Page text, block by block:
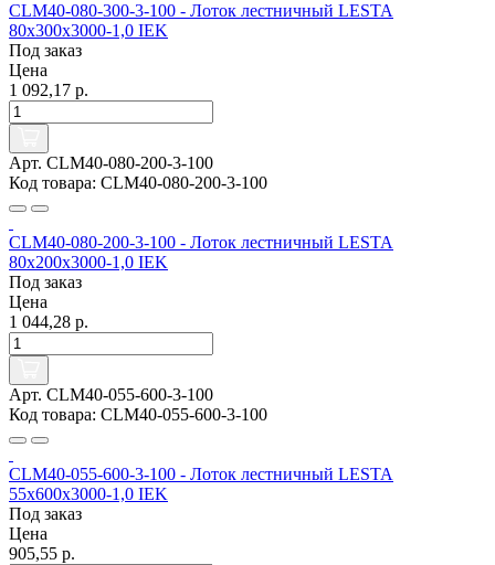
CLM40-080-300-3-100 - Лоток лестничный LESTA
80х300х3000-1,0 IEK
Под заказ
Цена
1 092,17 р.
Арт. CLM40-080-200-3-100
Код товара: CLM40-080-200-3-100
CLM40-080-200-3-100 - Лоток лестничный LESTA
80х200х3000-1,0 IEK
Под заказ
Цена
1 044,28 р.
Арт. CLM40-055-600-3-100
Код товара: CLM40-055-600-3-100
CLM40-055-600-3-100 - Лоток лестничный LESTA
55х600х3000-1,0 IEK
Под заказ
Цена
905,55 р.